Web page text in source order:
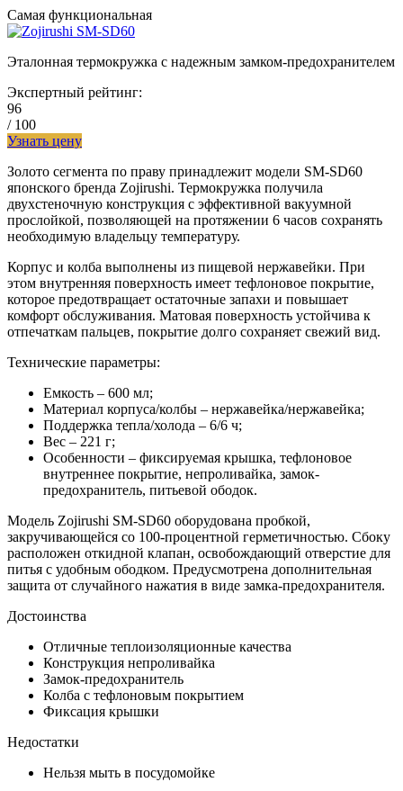
Самая функциональная
Эталонная термокружка с надежным замком-предохранителем
Экспертный рейтинг:
96
/ 100
Узнать цену
Золото сегмента по праву принадлежит модели SM-SD60
японского бренда Zojirushi. Термокружка получила
двухстеночную конструкция с эффективной вакуумной
прослойкой, позволяющей на протяжении 6 часов сохранять
необходимую владельцу температуру.
Корпус и колба выполнены из пищевой нержавейки. При
этом внутренняя поверхность имеет тефлоновое покрытие,
которое предотвращает остаточные запахи и повышает
комфорт обслуживания. Матовая поверхность устойчива к
отпечаткам пальцев, покрытие долго сохраняет свежий вид.
Технические параметры:
Емкость – 600 мл;
Материал корпуса/колбы – нержавейка/нержавейка;
Поддержка тепла/холода – 6/6 ч;
Вес – 221 г;
Особенности – фиксируемая крышка, тефлоновое
внутреннее покрытие, непроливайка, замок-
предохранитель, питьевой ободок.
Модель Zojirushi SM-SD60 оборудована пробкой,
закручивающейся со 100-процентной герметичностью. Сбоку
расположен откидной клапан, освобождающий отверстие для
питья с удобным ободком. Предусмотрена дополнительная
защита от случайного нажатия в виде замка-предохранителя.
Достоинства
Отличные теплоизоляционные качества
Конструкция непроливайка
Замок-предохранитель
Колба с тефлоновым покрытием
Фиксация крышки
Недостатки
Нельзя мыть в посудомойке